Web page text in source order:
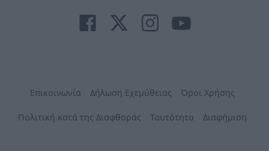
Επικοινωνία Δήλωση Εχεμύθειας Όροι Χρήσης
Πολιτική κατά της Διαφθοράς Ταυτότητα Διαφήμιση